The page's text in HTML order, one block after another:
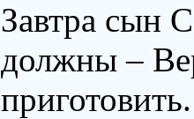
Завтра сын
должны –